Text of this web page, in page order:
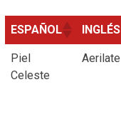
ESPAÑOL INGLÉS
Piel
Celeste
Aerilate